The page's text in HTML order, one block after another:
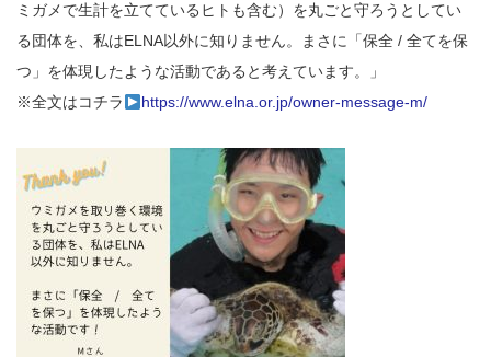
ミガメで生計を立てているヒトも含む）を丸ごと守ろうとしてい
る団体を、私はELNA以外に知りません。まさに「保全 / 全てを保
つ」を体現したような活動であると考えています。」
※全文はコチラ
https://www.elna.or.jp/owner-message-m/